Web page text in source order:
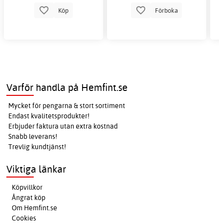
Köp Förboka
Varför handla på Hemfint.se
Mycket för pengarna & stort sortiment
Endast kvalitetsprodukter!
Erbjuder faktura utan extra kostnad
Snabb leverans!
Trevlig kundtjänst!
Viktiga länkar
Köpvillkor
Ångrat köp
Om Hemfint.se
Cookies